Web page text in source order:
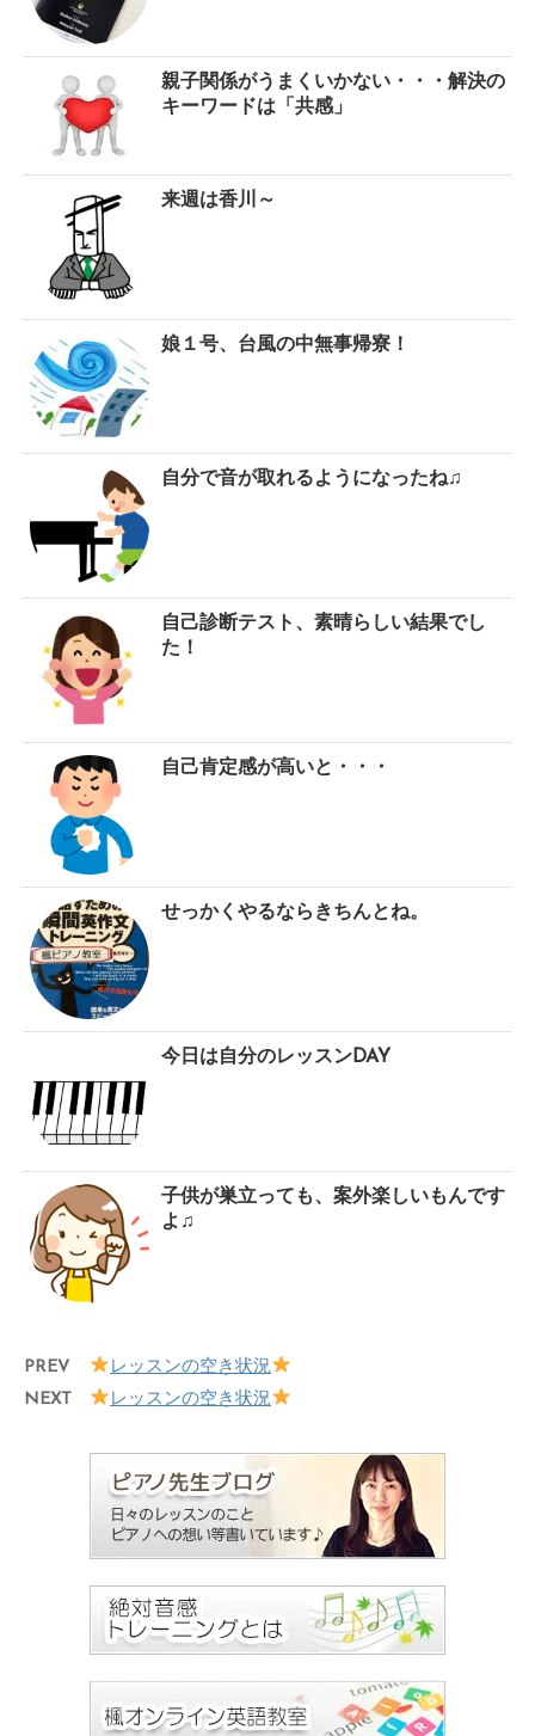
親子関係がうまくいかない・・・解決の
キーワードは「共感」
来週は香川～
娘１号、台風の中無事帰寮！
自分で音が取れるようになったね♫
自己診断テスト、素晴らしい結果でし
た！
自己肯定感が高いと・・・
せっかくやるならきちんとね。
今日は自分のレッスンDAY
子供が巣立っても、案外楽しいもんです
よ♫
PREV
レッスンの空き状況
NEXT
レッスンの空き状況